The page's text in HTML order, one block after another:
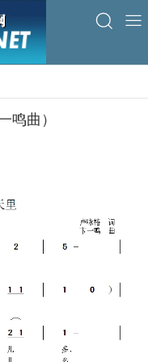
鸣曲）